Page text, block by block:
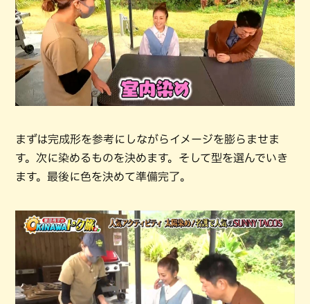
まずは完成形を参考にしながらイメージを膨らませま
す。次に染めるものを決めます。そして型を選んでいき
ます。最後に色を決めて準備完了。